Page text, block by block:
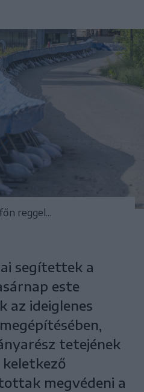
reggel...
segítettek a
este
az ideiglenes
tetejének
keletkező
megvédeni a